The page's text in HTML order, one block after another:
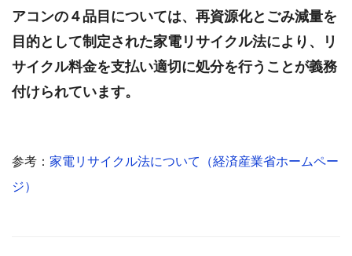
アコンの４品目については、再資源化とごみ減量を
目的として制定された家電リサイクル法により、リ
サイクル料金を支払い適切に処分を行うことが義務
付けられています。
参考： 家電リサイクル法について（経済産業省ホームペー
ジ）